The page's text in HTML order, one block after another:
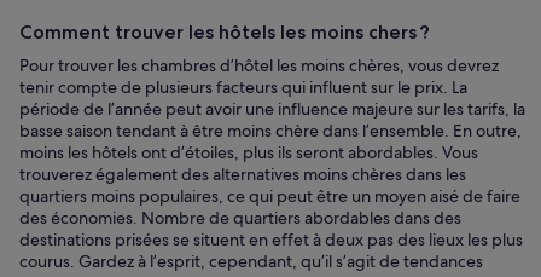
Comment trouver les hôtels les moins chers ?
Pour trouver les chambres d’hôtel les moins chères, vous devrez
tenir compte de plusieurs facteurs qui influent sur le prix. La
période de l’année peut avoir une influence majeure sur les tarifs, la
basse saison tendant à être moins chère dans l’ensemble. En outre,
moins les hôtels ont d’étoiles, plus ils seront abordables. Vous
trouverez également des alternatives moins chères dans les
quartiers moins populaires, ce qui peut être un moyen aisé de faire
des économies. Nombre de quartiers abordables dans des
destinations prisées se situent en effet à deux pas des lieux les plus
courus. Gardez à l’esprit, cependant, qu’il s’agit de tendances